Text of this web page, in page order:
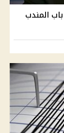
المندب